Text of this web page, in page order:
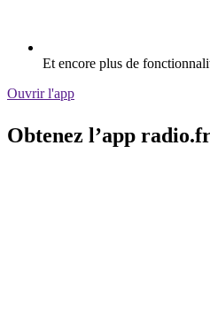
Et encore plus de
Ouvrir l'app
Obtenez l’app